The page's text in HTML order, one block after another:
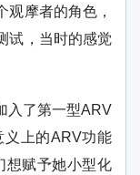
观摩者的角色，
试，当时的感觉
入了第一型ARV
义上的ARV功能
想赋予她小型化